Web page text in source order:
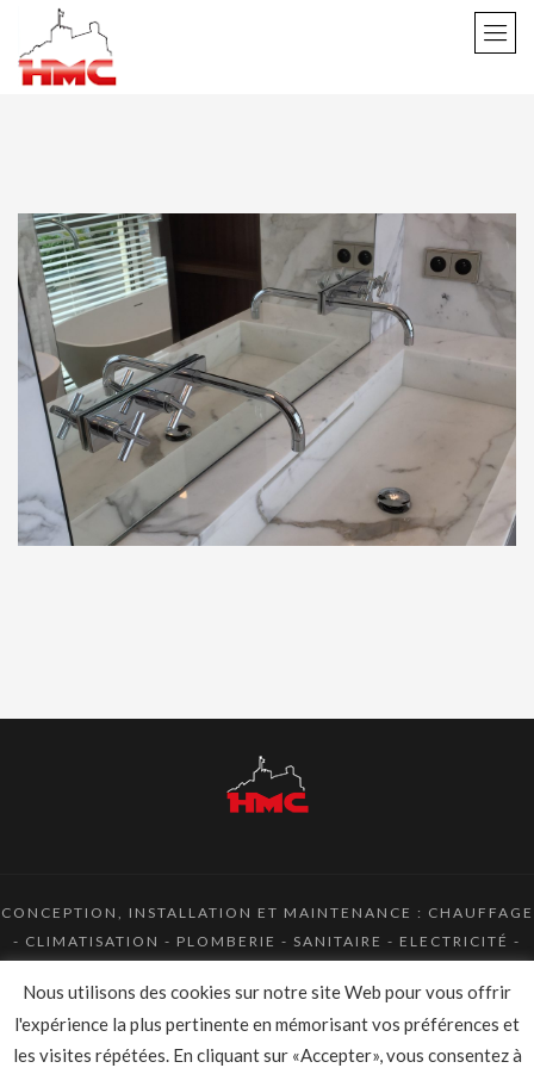
CONCEPTION, INSTALLATION ET MAINTENANCE : CHAUFFAGE
- CLIMATISATION - PLOMBERIE - SANITAIRE - ELECTRICITÉ -
MENTIONS LÉGALES/POLITIQUE DE
Nous utilisons des cookies sur notre site Web pour vous offrir
l'expérience la plus pertinente en mémorisant vos préférences et
les visites répétées. En cliquant sur «Accepter», vous consentez à